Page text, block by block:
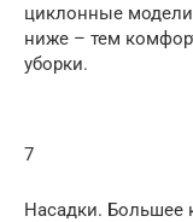
циклонные
ниже – тем
уборки.
7
Насадки. Большее